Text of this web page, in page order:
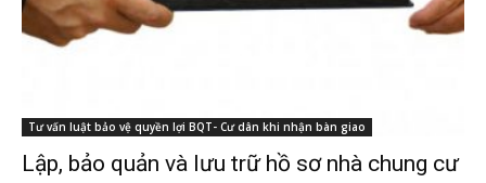
Tư vấn luật bảo vệ quyền lợi BQT- Cư dân khi nhận bàn giao
Lập, bảo quản và lưu trữ hồ sơ nhà chung cư